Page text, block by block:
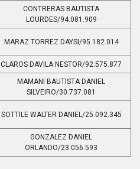
CONTRERAS BAUTISTA
LOURDES/94.081.909
MARAZ TORREZ DAYSI/95.182.014
CLAROS DAVILA NESTOR/92.575.877
MAMANI BAUTISTA DANIEL
SILVEIRO/30.737.081
SOTTILE WALTER DANIEL/25.092.345
GONZALEZ DANIEL
ORLANDO/23.056.593